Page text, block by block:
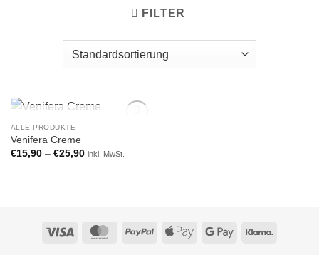
FILTER
NICHT VORRÄTIG
ALLE PRODUKTE
Venifera Creme
€15,90– €25,90 inkl. MwSt.
Visa MasterCardPayPal
Apple
Google